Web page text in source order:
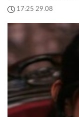
17:25 29.08